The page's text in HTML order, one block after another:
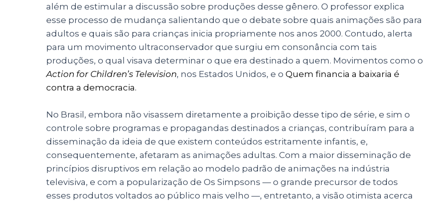
além de estimular a discussão sobre produções desse gênero. O professor explica
esse processo de mudança salientando que o debate sobre quais animações são para
adultos e quais são para crianças inicia propriamente nos anos 2000. Contudo, alerta
para um movimento ultraconservador que surgiu em consonância com tais
produções, o qual visava determinar o que era destinado a quem. Movimentos como o
Action for Children’s Television, nos Estados Unidos, e o Quem financia a baixaria é
contra a democracia.
No Brasil, embora não visassem diretamente a proibição desse tipo de série, e sim o
controle sobre programas e propagandas destinados a crianças, contribuíram para a
disseminação da ideia de que existem conteúdos estritamente infantis, e,
consequentemente, afetaram as animações adultas. Com a maior disseminação de
princípios disruptivos em relação ao modelo padrão de animações na indústria
televisiva, e com a popularização de Os Simpsons — o grande precursor de todos
esses produtos voltados ao público mais velho —, entretanto, a visão otimista acerca